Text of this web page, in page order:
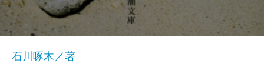
石川啄木／著